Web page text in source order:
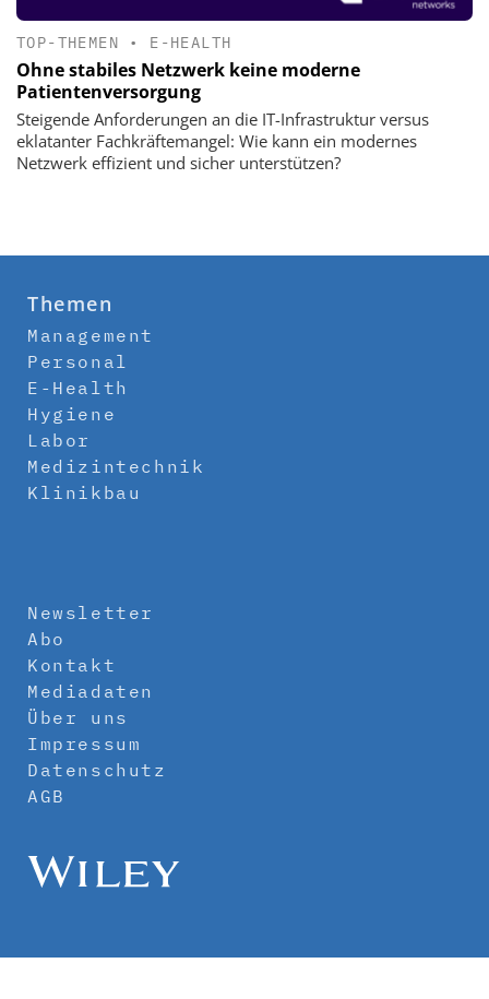
TOP-THEMEN • E-HEALTH
Ohne stabiles Netzwerk keine moderne
Patientenversorgung
Steigende Anforderungen an die IT-Infrastruktur versus
eklatanter Fachkräftemangel: Wie kann ein modernes
Netzwerk effizient und sicher unterstützen?
Themen
Management
Personal
E-Health
Hygiene
Labor
Medizintechnik
Klinikbau
Newsletter
Abo
Kontakt
Mediadaten
Über uns
Impressum
Datenschutz
AGB